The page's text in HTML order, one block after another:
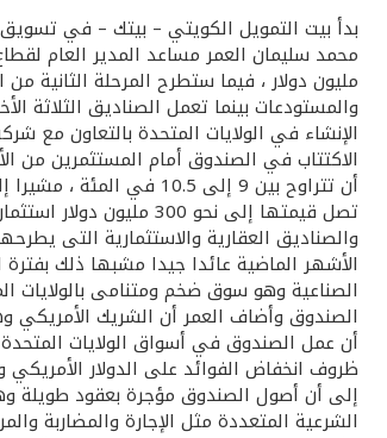
مليون دولار ، فيما ستطرح المرحلة الثانية
الإنشاء في الولايات المتحدة بالتعاون
أن تتراوح بين 9 إلى
تصل قيمتها إلى نحو
والصناديق العقارية والاستثمارية التى
الأشهر الماضية عائدا جيدا مشبها ذلك
أن عمل الصندوق في أسواق الولايات
ظروف انخفاض الفوائد على الدولار
إلى أن أصول الصندوق مؤجرة بعقود طويلة